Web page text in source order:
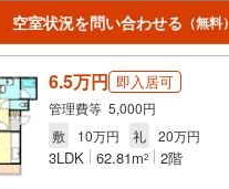
空室状況を問い合わせる （無料）
6.5万円 即入居可
管理費等 5,000円
敷
10万円 礼 20万円
3LDK 62.81m2 2階